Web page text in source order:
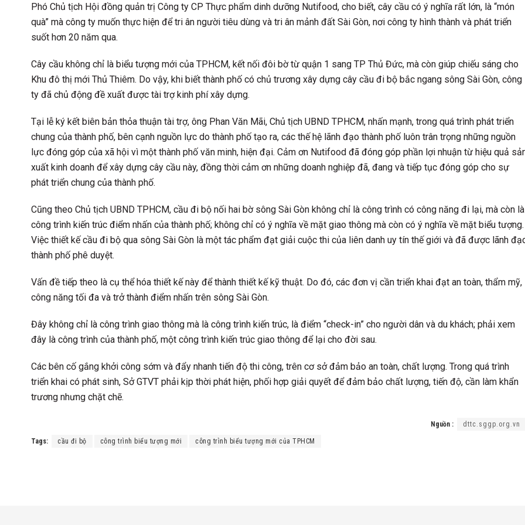
Phó Chủ tịch Hội đồng quản trị Công ty CP Thực phẩm dinh dưỡng Nutifood, cho biết, cây cầu có ý nghĩa rất lớn, là “món
quà” mà công ty muốn thực hiện để tri ân người tiêu dùng và tri ân mảnh đất Sài Gòn, nơi công ty hình thành và phát triển
suốt hơn 20 năm qua.
Cây cầu không chỉ là biểu tượng mới của TPHCM, kết nối đôi bờ từ quận 1 sang TP Thủ Đức, mà còn giúp chiếu sáng cho
Khu đô thị mới Thủ Thiêm. Do vậy, khi biết thành phố có chủ trương xây dựng cây cầu đi bộ bắc ngang sông Sài Gòn, công
ty đã chủ động đề xuất được tài trợ kinh phí xây dựng.
Tại lễ ký kết biên bản thỏa thuận tài trợ, ông Phan Văn Mãi, Chủ tịch UBND TPHCM, nhấn mạnh, trong quá trình phát triển
chung của thành phố, bên cạnh nguồn lực do thành phố tạo ra, các thế hệ lãnh đạo thành phố luôn trân trọng những nguồn
lực đóng góp của xã hội vì một thành phố văn minh, hiện đại. Cảm ơn Nutifood đã đóng góp phần lợi nhuận từ hiệu quả
xuất kinh doanh để xây dựng cây cầu này, đồng thời cảm ơn những doanh nghiệp đã, đang và tiếp tục đóng góp cho sự
phát triển chung của thành phố.
Cũng theo Chủ tịch UBND TPHCM, cầu đi bộ nối hai bờ sông Sài Gòn không chỉ là công trình có công năng đi lại, mà còn là
công trình kiến trúc điểm nhấn của thành phố; không chỉ có ý nghĩa về mặt giao thông mà còn có ý nghĩa về mặt biểu tượng.
Việc thiết kế cầu đi bộ qua sông Sài Gòn là một tác phẩm đạt giải cuộc thi của liên danh uy tín thế giới và đã được lãnh
thành phố phê duyệt.
Vấn đề tiếp theo là cụ thể hóa thiết kế này để thành thiết kế kỹ thuật. Do đó, các đơn vị cần triển khai đạt an toàn, thẩm mỹ,
công năng tối đa và trở thành điểm nhấn trên sông Sài Gòn.
Đây không chỉ là công trình giao thông mà là công trình kiến trúc, là điểm “check-in” cho người dân và du khách; phải xem
đây là công trình của thành phố, một công trình kiến trúc giao thông để lại cho đời sau.
Các bên cố gắng khởi công sớm và đẩy nhanh tiến độ thi công, trên cơ sở đảm bảo an toàn, chất lượng. Trong quá trình
triển khai có phát sinh, Sở GTVT phải kịp thời phát hiện, phối hợp giải quyết để đảm bảo chất lượng, tiến độ, cần làm khẩn
trương nhưng chặt chẽ.
Nguồn : dttc.sggp.org.vn
Tags: cầu đi bộ công trình biểu tượng mới công trình biểu tượng mới của TPHCM